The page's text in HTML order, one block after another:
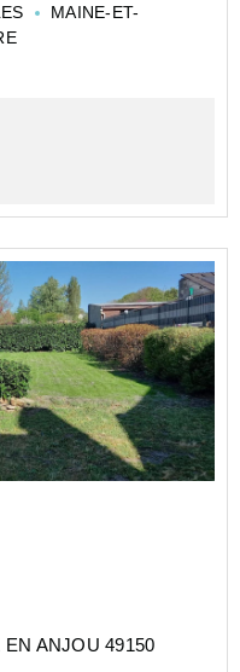
MAINE-ET-
ANJOU 49150